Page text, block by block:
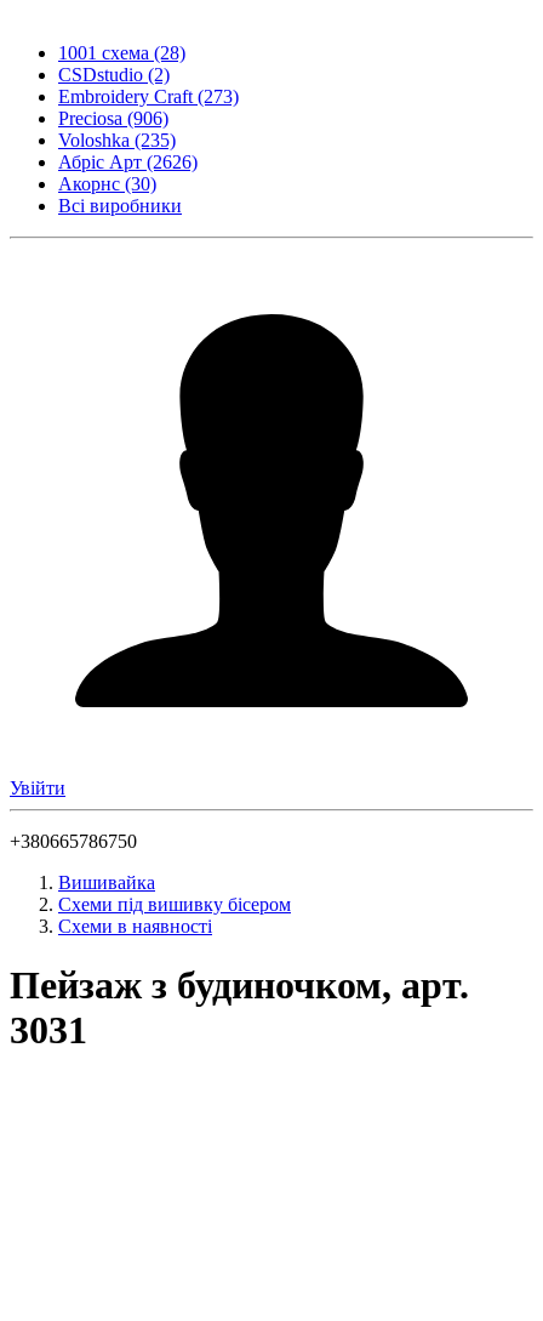
1001 схема (28)
CSDstudio (2)
Embroidery Craft (273)
Preciosa (906)
Voloshka (235)
Абріс Арт (2626)
Акорнс (30)
Всі виробники
Увійти
+380665786750
Вишивайка
Схеми під вишивку бісером
Схеми в наявності
Пейзаж з будиночком, арт.
3031